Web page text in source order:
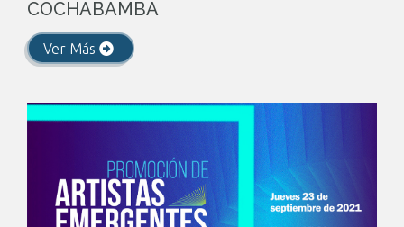
COCHABAMBA
Ver Más